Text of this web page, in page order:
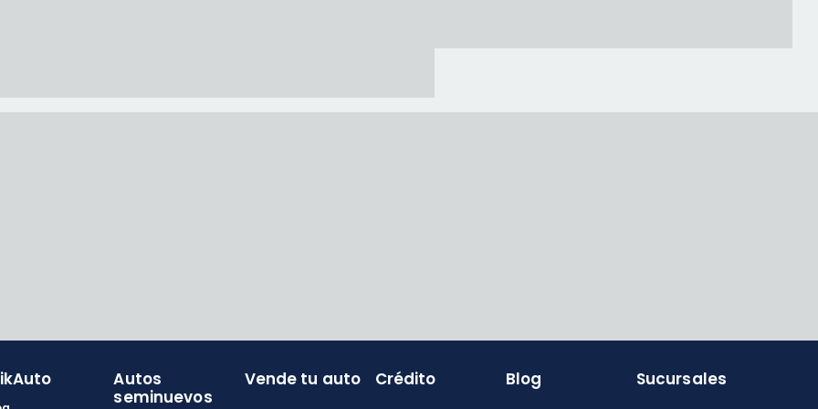
Autos
seminuevos
Vende tu auto Crédito Blog Sucursales